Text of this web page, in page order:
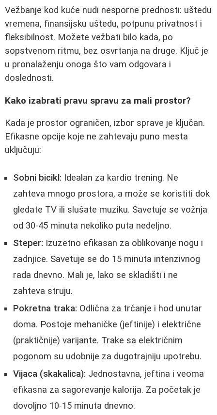
Vežbanje kod kuće nudi nesporne prednosti: uštedu
vremena, finansijsku uštedu, potpunu privatnost i
fleksibilnost. Možete vežbati bilo kada, po
sopstvenom ritmu, bez osvrtanja na druge. Ključ je
u pronalaženju onoga što vam odgovara i
doslednosti.
Kako izabrati pravu spravu za mali prostor?
Kada je prostor ograničen, izbor sprave je ključan.
Efikasne opcije koje ne zahtevaju puno mesta
uključuju:
Sobni bicikl: Idealan za kardio trening. Ne
zahteva mnogo prostora, a može se koristiti dok
gledate TV ili slušate muziku. Savetuje se vožnja
od 30-45 minuta nekoliko puta nedeljno.
Steper: Izuzetno efikasan za oblikovanje nogu i
zadnjice. Savetuje se do 15 minuta intenzivnog
rada dnevno. Mali je, lako se skladišti i ne
zahteva struju.
Pokretna traka: Odlična za trčanje i hod unutar
doma. Postoje mehaničke (jeftinije) i električne
(praktičnije) varijante. Trake sa električnim
pogonom su udobnije za dugotrajniju upotrebu.
Vijaca (skakalica): Jednostavna, jeftina i veoma
efikasna za sagorevanje kalorija. Za početak je
dovoljno 10-15 minuta dnevno.